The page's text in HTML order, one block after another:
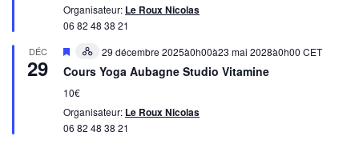
Organisateur: Le Roux Nicolas
06 82 48 38 21
DÉC
29
Mis
avant
Hybrid
évènement
29 décembre 2025à0h00à23 mai 2028à0h00 CET
Cours Yoga Aubagne Studio Vitamine
10€
Organisateur: Le Roux Nicolas
06 82 48 38 21